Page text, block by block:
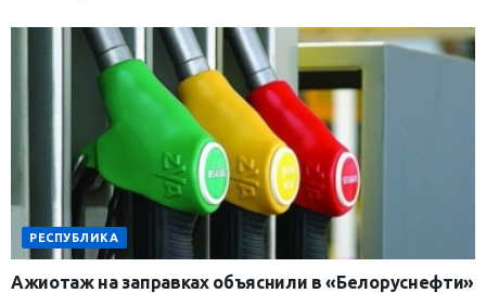
РЕСПУБЛИКА
Ажиотаж на заправках объяснили в «Белоруснефти»